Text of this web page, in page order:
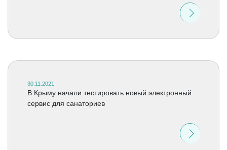
30.11.2021
В Крыму начали тестировать новый электронный
сервис для санаториев